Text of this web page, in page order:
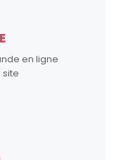
en ligne